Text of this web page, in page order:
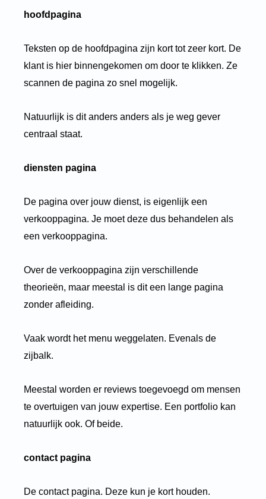
hoofdpagina
Teksten op de hoofdpagina zijn kort tot zeer kort. De
klant is hier binnengekomen om door te klikken. Ze
scannen de pagina zo snel mogelijk.
Natuurlijk is dit anders anders als je weg gever
centraal staat.
diensten pagina
De pagina over jouw dienst, is eigenlijk een
verkooppagina. Je moet deze dus behandelen als
een verkooppagina.
Over de verkooppagina zijn verschillende
theorieën, maar meestal is dit een lange pagina
zonder afleiding.
Vaak wordt het menu weggelaten. Evenals de
zijbalk.
Meestal worden er reviews toegevoegd om mensen
te overtuigen van jouw expertise. Een portfolio kan
natuurlijk ook. Of beide.
contact pagina
De contact pagina. Deze kun je kort houden.